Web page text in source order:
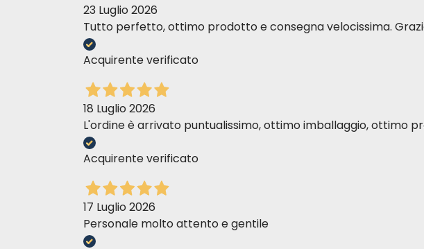
23 Luglio 2026
Tutto perfetto, ottimo prodotto e consegna velocissima.
Acquirente verificato
18 Luglio 2026
L'ordine è arrivato puntualissimo, ottimo imballaggio, ottimo
Acquirente verificato
17 Luglio 2026
Personale molto attento e gentile